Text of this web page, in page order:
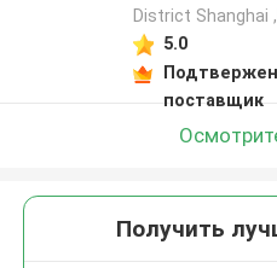
District Shanghai
5.0
поставщик
Получить